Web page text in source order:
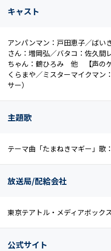
キャスト
アンパンマン：戸田恵子／ばい
さん：増岡弘／バタコ：佐久間
ちゃん：鶴ひろみ 他 【声の
くらまや／ミスターマイクマン
サー）
主題歌
テーマ曲「たまねきマギー」歌
放送局/配給会社
東京テアトル・メディアボックス
公式サイト